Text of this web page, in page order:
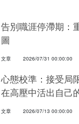
告別職涯停滯期：
圖
文章 2026/07/31 00:00:00
心態校準：接受局
在高壓中活出自己
文章 2026/07/13 00:00:00